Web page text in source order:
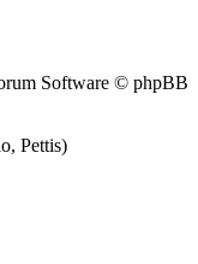
Software © phpBB
Pettis)